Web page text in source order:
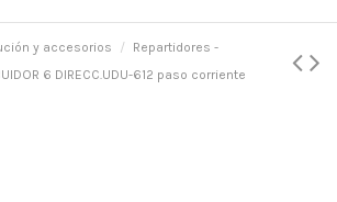
y accesorios
Repartidores -
6 DIRECC.UDU-612 paso corriente